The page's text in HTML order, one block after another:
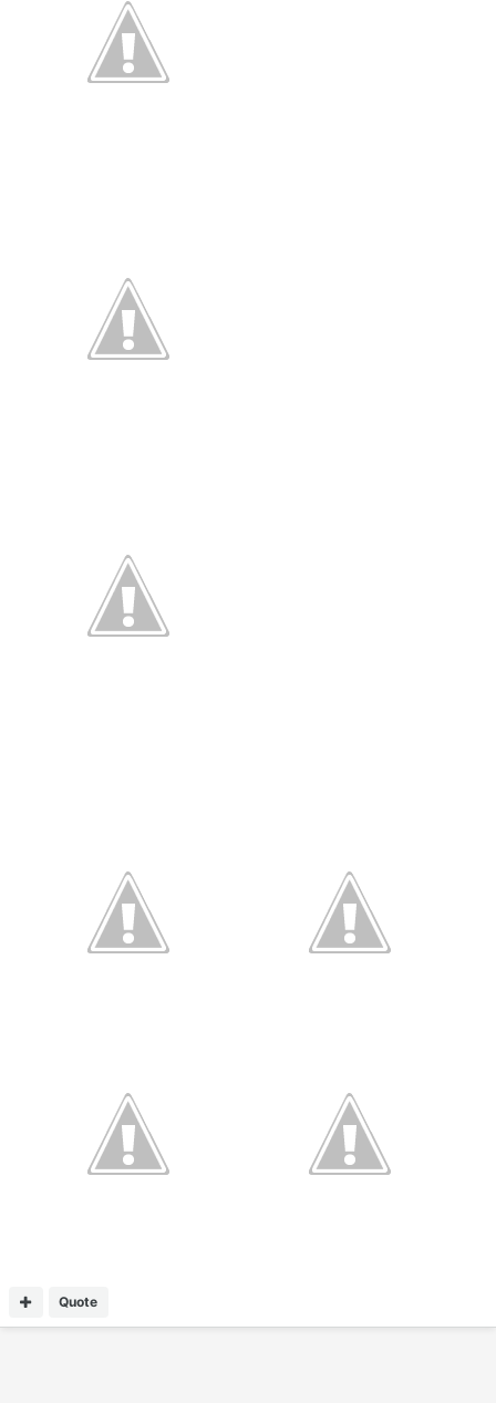
Quote